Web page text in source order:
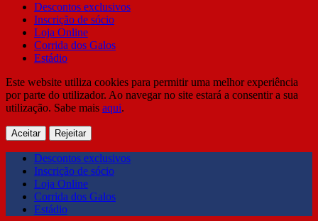
Descontos exclusivos
Inscrição de sócio
Loja Online
Corrida dos Galos
Estádio
Este website utiliza cookies para permitir uma melhor experiência
por parte do utilizador. Ao navegar no site estará a consentir a sua
utilização. Sabe mais aqui.
Aceitar Rejeitar
Descontos exclusivos
Inscrição de sócio
Loja Online
Corrida dos Galos
Estádio